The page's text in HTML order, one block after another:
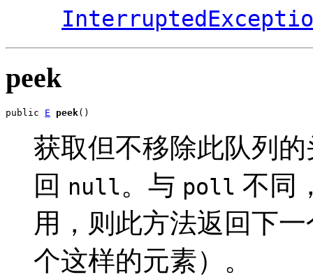
peek
public E peek()
获取但不移除此队列
回 null。与 poll 不同
用，则此方法返回下
个这样的元素）。